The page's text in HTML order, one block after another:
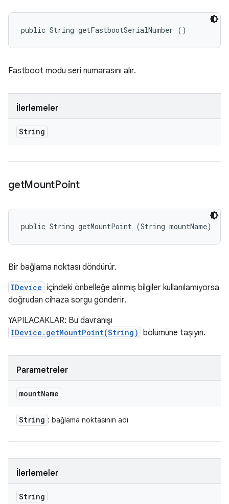
public String getFastbootSerialNumber ()
Fastboot modu seri numarasını alır.
İlerlemeler
String
getMountPoint
public String getMountPoint (String mountName)
Bir bağlama noktası döndürür.
IDevice içindeki önbelleğe alınmış bilgiler kullanılamıyorsa
doğrudan cihaza sorgu gönderir.
YAPILACAKLAR: Bu davranışı
IDevice.getMountPoint(String) bölümüne taşıyın.
Parametreler
mountName
String : bağlama noktasının adı
İlerlemeler
String